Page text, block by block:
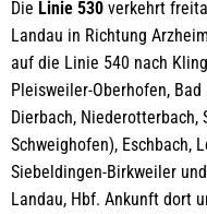
Die Linie 530 verkehrt
Landau in Richtung
auf die Linie 540 nach
Pleisweiler-Oberhofen,
Dierbach, Niederotterbach,
Schweighofen), Eschbach,
Siebeldingen-Birkweiler
Landau, Hbf. Ankunft dort